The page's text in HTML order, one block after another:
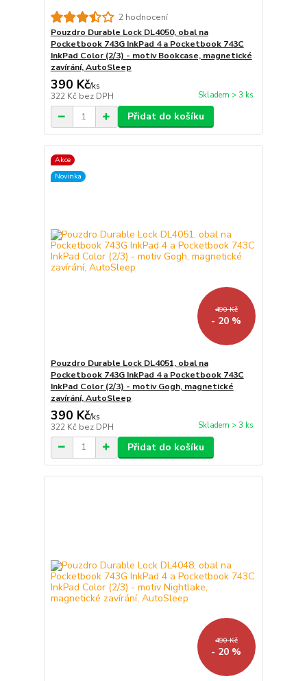
2 hodnocení
Pouzdro Durable Lock DL4050, obal na
Pocketbook 743G InkPad 4 a Pocketbook 743C
InkPad Color (2/3) - motiv Bookcase, magnetické
zavírání, AutoSleep
390 Kč/ks
322 Kč bez DPH Skladem > 3 ks
Přidat do košíku
Akce
Novinka
490 Kč
- 20 %
Pouzdro Durable Lock DL4051, obal na
Pocketbook 743G InkPad 4 a Pocketbook 743C
InkPad Color (2/3) - motiv Gogh, magnetické
zavírání, AutoSleep
390 Kč/ks
322 Kč bez DPH Skladem > 3 ks
Přidat do košíku
490 Kč
- 20 %